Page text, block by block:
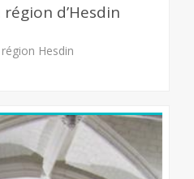
d’Hesdin
Hesdin